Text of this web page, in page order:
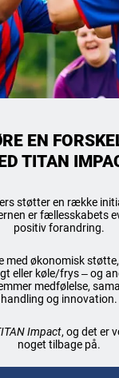
EN
TITAN
støtter en række
er fællesskabets
positiv forandring.
med økonomisk
eller køle/frys – og
medfølelse,
handling og innovation.
Impact, og det er
noget tilbage på.